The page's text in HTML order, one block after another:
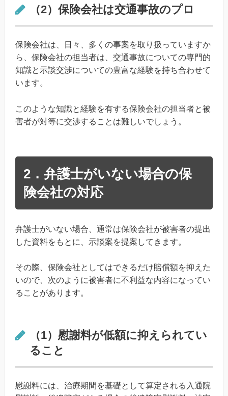
（2）保険会社は交通事故のプロ
保険会社は、日々、多くの事案を取り扱っていますか
ら、保険会社の担当者は、交通事故についての専門的
知識と示談交渉についての豊富な経験を持ち合わせて
います。
このような知識と経験を有する保険会社の担当者と被
害者が対等に交渉することは難しいでしょう。
2．弁護士がいない場合の保
険会社の対応
弁護士がいない場合、通常は保険会社が被害者の提出
した資料をもとに、示談案を提案してきます。
その際、保険会社としてはできるだけ賠償額を抑えた
いので、次のように被害者に不利益な内容になってい
ることがあります。
（1）慰謝料が低額に抑えられてい
ること
慰謝料には、治療期間を基礎として算定される入通院